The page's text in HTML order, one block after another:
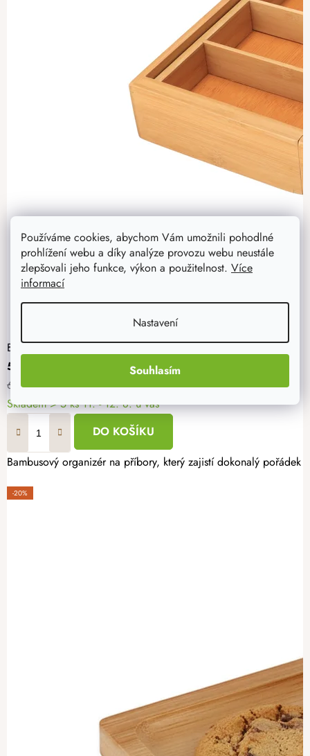
Používáme cookies, abychom Vám umožnili pohodlné
prohlížení webu a díky analýze provozu webu neustále
zlepšovali jeho funkce, výkon a použitelnost. Více
informací
Nastavení
Souhlasím
Bambusový roztahovací organizér na příbory
543 Kč
679 Kč
Skladem> 5 ks 11. - 12. 8. u vás
DO KOŠÍKU
Bambusový organizér na příbory, který zajistí dokonalý
-20%